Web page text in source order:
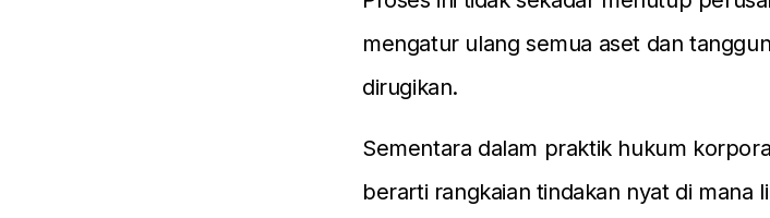
mengatur ulang semua aset dan
dirugikan.
Sementara dalam praktik hukum
berarti rangkaian tindakan nyat di mana